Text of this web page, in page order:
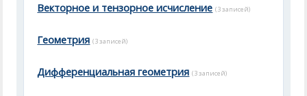
Векторное и тензорное исчисление (3 записей)
Геометрия (3 записей)
Дифференциальная геометрия (3 записей)